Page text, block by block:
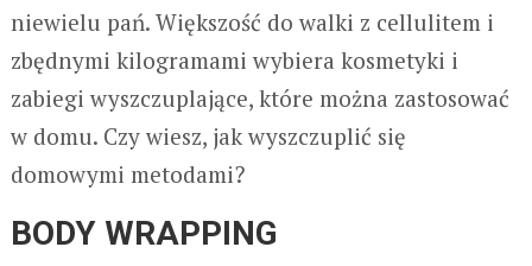
niewielu pań. Większość do walki z cellulitem i
zbędnymi kilogramami wybiera kosmetyki i
zabiegi wyszczuplające, które można zastosować
w domu. Czy wiesz, jak wyszczuplić się
domowymi metodami?
BODY WRAPPING